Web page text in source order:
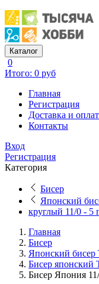
Каталог
0
Итого: 0 руб
Главная
Регистрация
Доставка и
Контакты
Вход
Регистрация
Категория
Бисер
Японский
круглый 11/0 - 5
Главная
Бисер
Японский бисер
Бисер японский
Бисер Япония